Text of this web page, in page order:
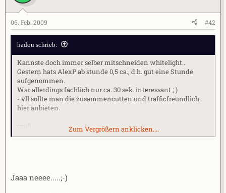
06. Feb. 2009 #42
hadou schrieb:
Kannste doch immer selber mitschneiden whitelight..
Gestern hats AlexP ab stunde 0,5 ca., d.h. gut eine Stunde
aufgenommen.
War allerdings fachlich nur ca. 30 sek. interessant ; )
- vll sollte man die zusammencutten und trafficfreundlich
hier anbieten.
gruß
hadou
Zum Vergrößern anklicken....
Jaaa neeee.....;-)